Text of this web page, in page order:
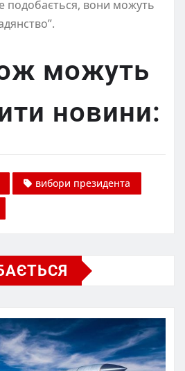
подобається, вони можуть
можуть
новини:
вибори президента